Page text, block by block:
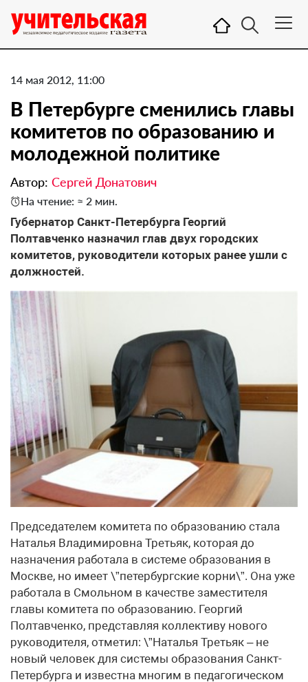
14 мая 2012, 11:00
В Петербурге сменились главы
комитетов по образованию и
молодежной политике
Автор: Сергей Донатович
На чтение: ≈ 2 мин.
Губернатор Санкт-Петербурга Георгий
Полтавченко назначил глав двух городских
комитетов, руководители которых ранее ушли с
должностей.
Председателем комитета по образованию стала
Наталья Владимировна Третьяк, которая до
назначения работала в системе образования в
Москве, но имеет \”петербургские корни\”. Она уже
работала в Смольном в качестве заместителя
главы комитета по образованию. Георгий
Полтавченко, представляя коллективу нового
руководителя, отметил: \”Наталья Третьяк – не
новый человек для системы образования Санкт-
Петербурга и известна многим в педагогическом